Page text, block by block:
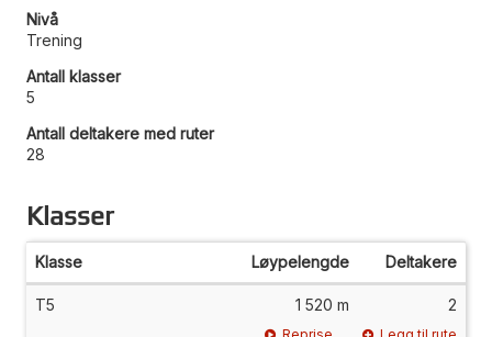
Nivå
Trening
Antall klasser
5
Antall deltakere med ruter
28
Klasser
Klasse Løypelengde Deltakere
T5 1 520 m 2